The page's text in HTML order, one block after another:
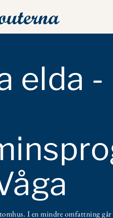
elda -
I en mindre omfattning går